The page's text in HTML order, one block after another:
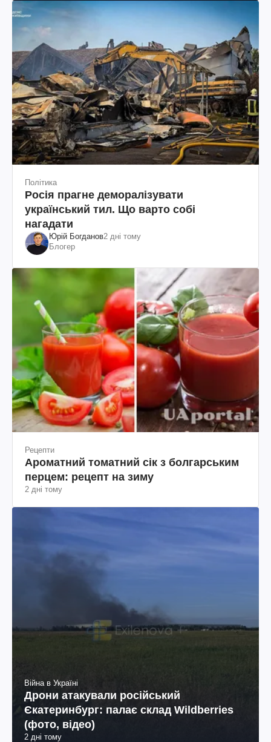
Політика
Росія прагне деморалізувати
український тил. Що варто собі
нагадати
Юрій Богданов2 дні тому
Блогер
Рецепти
Ароматний томатний сік з болгарським
перцем: рецепт на зиму
2 дні тому
Війна в Україні
Дрони атакували російський
Єкатеринбург: палає склад Wildberries
(фото, відео)
2 дні тому